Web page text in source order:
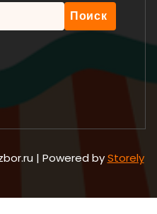
| Powered byStorely